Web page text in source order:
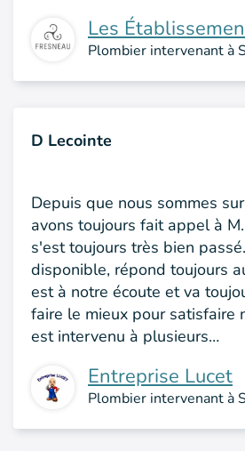
Les
Plombier intervenant à
D Lecointe
Depuis que nous sommes
avons toujours fait appel à
s'est toujours très bien
disponible, répond toujours
est à notre écoute et va
faire le mieux pour satisfaire
est intervenu à plusieurs…
Entreprise Lucet
Plombier intervenant à